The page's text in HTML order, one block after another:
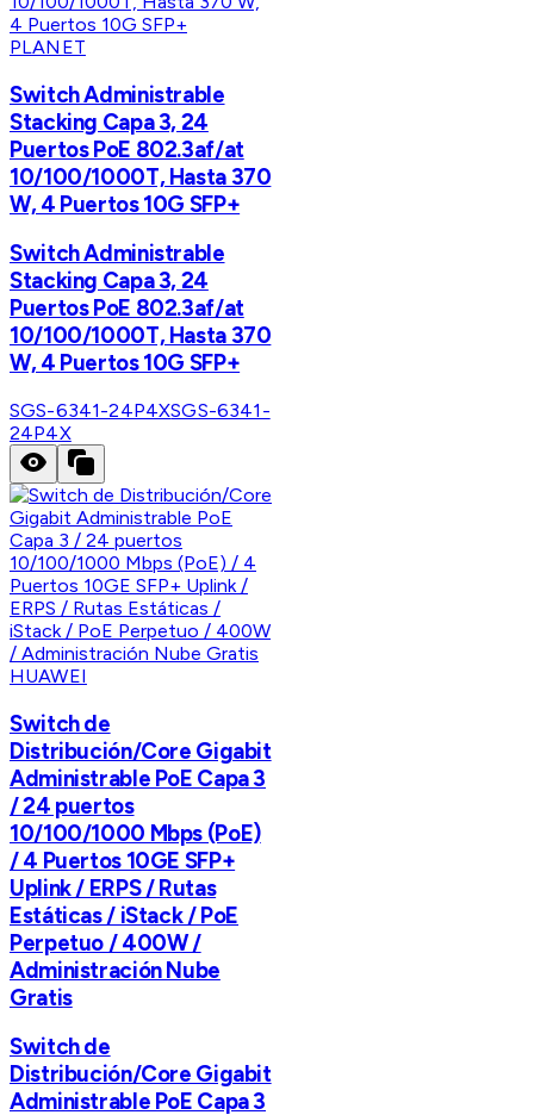
PLANET
Switch Administrable
Stacking Capa 3, 24
Puertos PoE 802.3af/at
10/100/1000T, Hasta 370
W, 4 Puertos 10G SFP+
Switch Administrable
Stacking Capa 3, 24
Puertos PoE 802.3af/at
10/100/1000T, Hasta 370
W, 4 Puertos 10G SFP+
SGS-6341-24P4XSGS-6341-
24P4X
HUAWEI
Switch de
Distribución/Core Gigabit
Administrable PoE Capa 3
/ 24 puertos
10/100/1000 Mbps (PoE)
/ 4 Puertos 10GE SFP+
Uplink / ERPS / Rutas
Estáticas / iStack / PoE
Perpetuo / 400W /
Administración Nube
Gratis
Switch de
Distribución/Core Gigabit
Administrable PoE Capa 3